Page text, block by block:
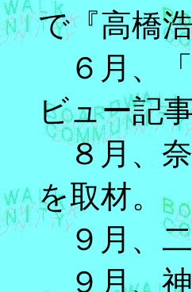
で『高橋
６月、
ビュー記
８月、奈
を取材。
９月、
９月、